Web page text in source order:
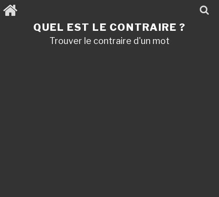
Aller
au
QUEL EST LE CONTRAIRE ?
Trouver le contraire d'un mot